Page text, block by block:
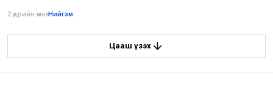
2 өдрийн өмнө•Нийгэм
Цааш үзэх